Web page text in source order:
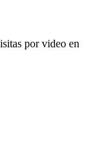
por video en